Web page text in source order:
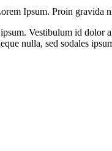
Ipsum. Proin gravida
Vestibulum id
nulla, sed sodales